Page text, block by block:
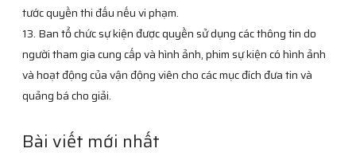
tước quyền thi đấu nếu vi phạm.
13. Ban tổ chức sự kiện được quyền sử dụng các thông tin do
người tham gia cung cấp và hình ảnh, phim sự kiện có hình ảnh
và hoạt động của vận động viên cho các mục đích đưa tin và
quảng bá cho giải.
Bài viết mới nhất